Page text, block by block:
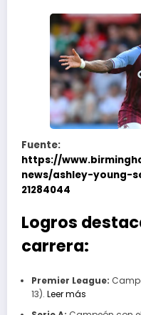
Fuente:
https://
news/ashley-
21284044
Logros
carrera:
Premier League:
13). Leer más